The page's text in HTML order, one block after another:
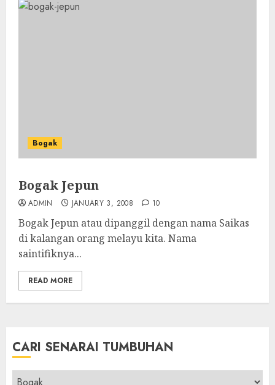
Bogak
Bogak Jepun
ADMIN JANUARY 3, 2008 10
Bogak Jepun atau dipanggil dengan nama Saikas
di kalangan orang melayu kita. Nama
saintifiknya...
READ MORE
CARI SENARAI TUMBUHAN
Cari